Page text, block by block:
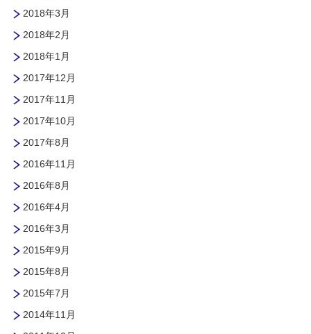
2018年3月
2018年2月
2018年1月
2017年12月
2017年11月
2017年10月
2017年8月
2016年11月
2016年8月
2016年4月
2016年3月
2015年9月
2015年8月
2015年7月
2014年11月